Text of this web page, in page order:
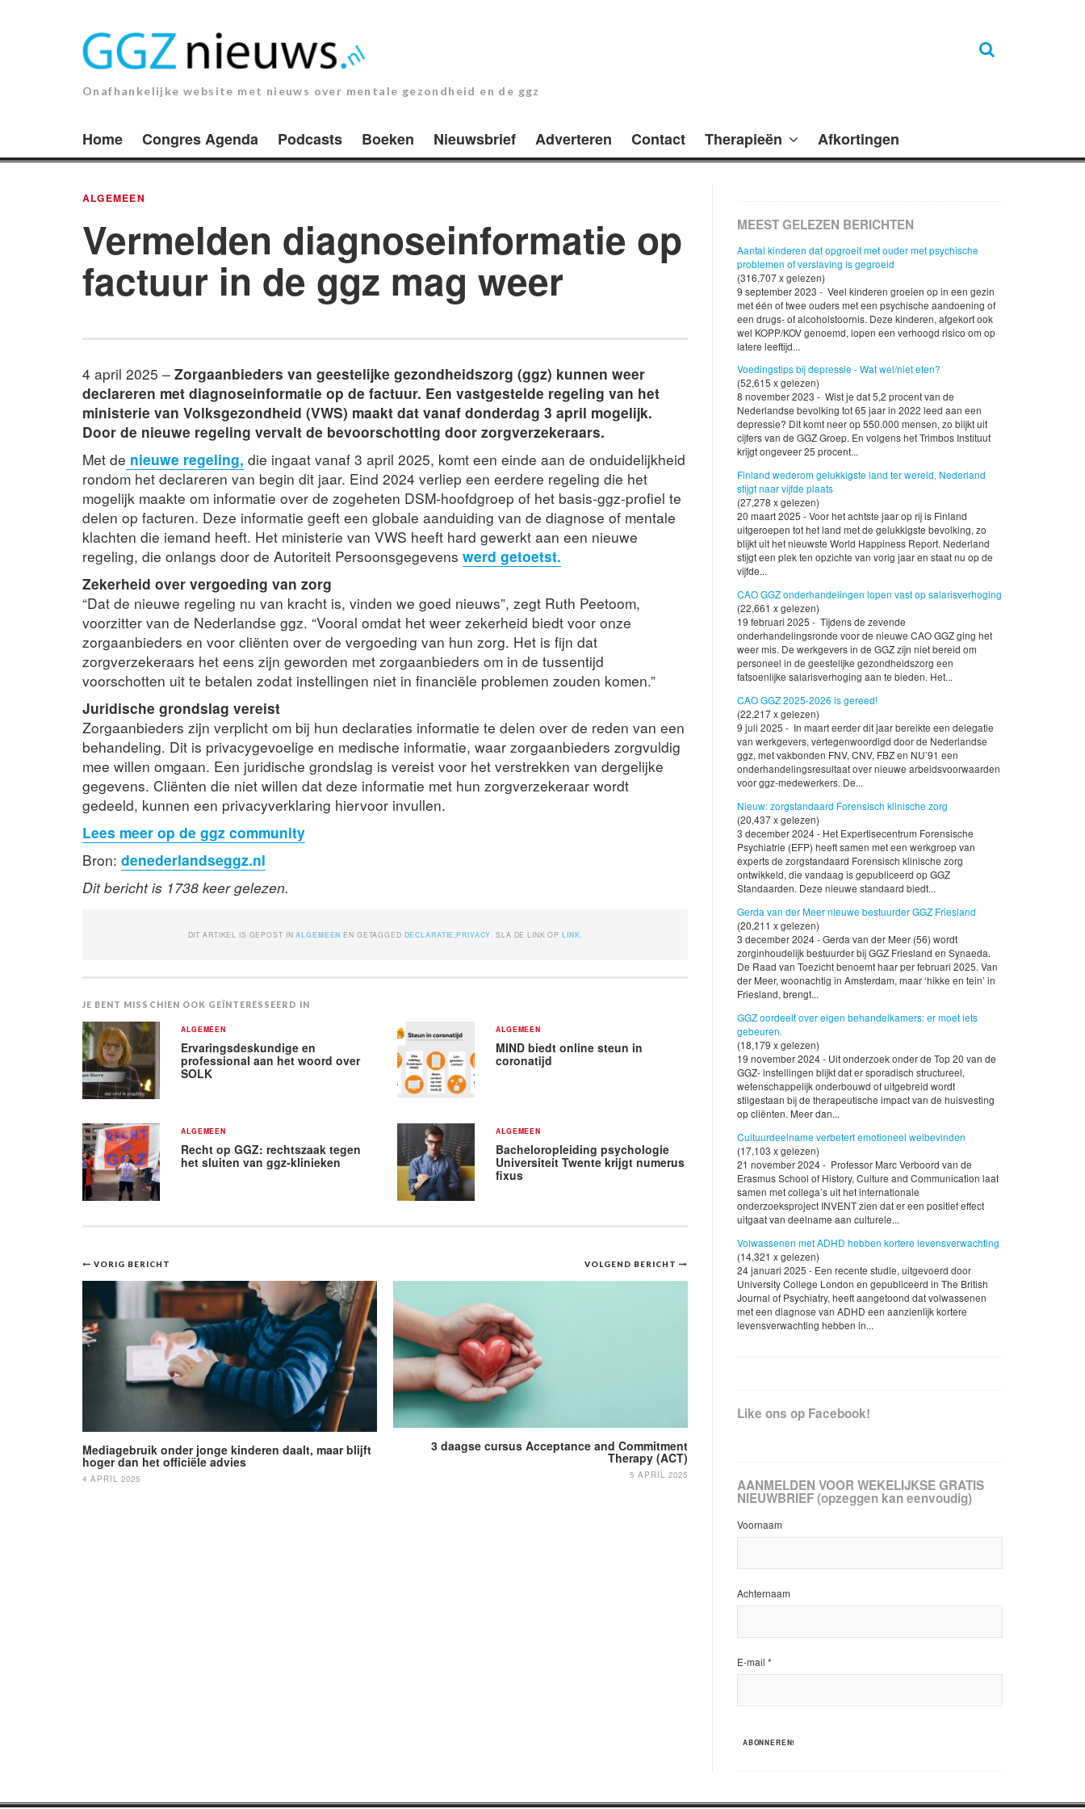
Onafhankelijke website met nieuws over mentale gezondheid en de ggz
Home Congres Agenda Podcasts Boeken Nieuwsbrief Adverteren Contact Therapieën Afkortingen
ALGEMEEN
Vermelden diagnoseinformatie op
factuur in de ggz mag weer
4 april 2025 – Zorgaanbieders van geestelijke gezondheidszorg (ggz) kunnen weer
declareren met diagnoseinformatie op de factuur. Een vastgestelde regeling van het
ministerie van Volksgezondheid (VWS) maakt dat vanaf donderdag 3 april mogelijk.
Door de nieuwe regeling vervalt de bevoorschotting door zorgverzekeraars.
Met de nieuwe regeling, die ingaat vanaf 3 april 2025, komt een einde aan de onduidelijkheid
rondom het declareren van begin dit jaar. Eind 2024 verliep een eerdere regeling die het
mogelijk maakte om informatie over de zogeheten DSM-hoofdgroep of het basis-ggz-profiel te
delen op facturen. Deze informatie geeft een globale aanduiding van de diagnose of mentale
klachten die iemand heeft. Het ministerie van VWS heeft hard gewerkt aan een nieuwe
regeling, die onlangs door de Autoriteit Persoonsgegevens werd getoetst.
Zekerheid over vergoeding van zorg
“Dat de nieuwe regeling nu van kracht is, vinden we goed nieuws”, zegt Ruth Peetoom,
voorzitter van de Nederlandse ggz. “Vooral omdat het weer zekerheid biedt voor onze
zorgaanbieders en voor cliënten over de vergoeding van hun zorg. Het is fijn dat
zorgverzekeraars het eens zijn geworden met zorgaanbieders om in de tussentijd
voorschotten uit te betalen zodat instellingen niet in financiële problemen zouden komen.”
Juridische grondslag vereist
Zorgaanbieders zijn verplicht om bij hun declaraties informatie te delen over de reden van een
behandeling. Dit is privacygevoelige en medische informatie, waar zorgaanbieders zorgvuldig
mee willen omgaan. Een juridische grondslag is vereist voor het verstrekken van dergelijke
gegevens. Cliënten die niet willen dat deze informatie met hun zorgverzekeraar wordt
gedeeld, kunnen een privacyverklaring hiervoor invullen.
Lees meer op de ggz community
Bron: denederlandseggz.nl
Dit bericht is 1738 keer gelezen.
DIT ARTIKEL IS GEPOST INALGEMEEN EN GETAGGED DECLARATIE ,PRIVACY . SLA DE LINK OPLINK
JE BENT MISSCHIEN OOK GEÏNTERESSEERD IN
ALGEMEEN
Ervaringsdeskundige en
professional aan het woord over
SOLK
ALGEMEEN
MIND biedt online steun in
coronatijd
ALGEMEEN
Recht op GGZ: rechtszaak tegen
het sluiten van ggz-klinieken
ALGEMEEN
Bacheloropleiding psychologie
Universiteit Twente krijgt numerus
fixus
Bericht
navigatie
VOLGEND BERICHT
3 daagse cursus Acceptance and Commitment
Therapy (ACT)
5 APRIL 2025
VORIG BERICHT
Mediagebruik onder jonge kinderen daalt, maar blijft
hoger dan het officiële advies
4 APRIL 2025
MEEST GELEZEN BERICHTEN
Aantal kinderen dat opgroeit met ouder met psychische
problemen of verslaving is gegroeid
(316,707 x gelezen)
9 september 2023 - Veel kinderen groeien op in een gezin
met één of twee ouders met een psychische aandoening of
een drugs- of alcoholstoornis. Deze kinderen, afgekort ook
wel KOPP/KOV genoemd, lopen een verhoogd risico om op
latere leeftijd...
Voedingstips bij depressie - Wat wel/niet eten?
(52,615 x gelezen)
8 november 2023 - Wist je dat 5,2 procent van de
Nederlandse bevolking tot 65 jaar in 2022 leed aan een
depressie? Dit komt neer op 550.000 mensen, zo blijkt uit
cijfers van de GGZ Groep. En volgens het Trimbos Instituut
krijgt ongeveer 25 procent...
Finland wederom gelukkigste land ter wereld, Nederland
stijgt naar vijfde plaats
(27,278 x gelezen)
20 maart 2025 - Voor het achtste jaar op rij is Finland
uitgeroepen tot het land met de gelukkigste bevolking, zo
blijkt uit het nieuwste World Happiness Report. Nederland
stijgt een plek ten opzichte van vorig jaar en staat nu op de
vijfde...
CAO GGZ onderhandelingen lopen vast op salarisverhoging
(22,661 x gelezen)
19 februari 2025 - Tijdens de zevende
onderhandelingsronde voor de nieuwe CAO GGZ ging het
weer mis. De werkgevers in de GGZ zijn niet bereid om
personeel in de geestelijke gezondheidszorg een
fatsoenlijke salarisverhoging aan te bieden. Het...
CAO GGZ 2025-2026 is gereed!
(22,217 x gelezen)
9 juli 2025 - In maart eerder dit jaar bereikte een delegatie
van werkgevers, vertegenwoordigd door de Nederlandse
ggz, met vakbonden FNV, CNV, FBZ en NU’91 een
onderhandelingsresultaat over nieuwe arbeidsvoorwaarden
voor ggz-medewerkers. De...
Nieuw: zorgstandaard Forensisch klinische zorg
(20,437 x gelezen)
3 december 2024 - Het Expertisecentrum Forensische
Psychiatrie (EFP) heeft samen met een werkgroep van
experts de zorgstandaard Forensisch klinische zorg
ontwikkeld, die vandaag is gepubliceerd op GGZ
Standaarden. Deze nieuwe standaard biedt...
Gerda van der Meer nieuwe bestuurder GGZ Friesland
(20,211 x gelezen)
3 december 2024 - Gerda van der Meer (56) wordt
zorginhoudelijk bestuurder bij GGZ Friesland en Synaeda.
De Raad van Toezicht benoemt haar per februari 2025. Van
der Meer, woonachtig in Amsterdam, maar ‘hikke en tein’ in
Friesland, brengt...
GGZ oordeelt over eigen behandelkamers: er moet iets
gebeuren.
(18,179 x gelezen)
19 november 2024 - Uit onderzoek onder de Top 20 van de
GGZ- instellingen blijkt dat er sporadisch structureel,
wetenschappelijk onderbouwd of uitgebreid wordt
stilgestaan bij de therapeutische impact van de huisvesting
op cliënten. Meer dan...
Cultuurdeelname verbetert emotioneel welbevinden
(17,103 x gelezen)
21 november 2024 - Professor Marc Verboord van de
Erasmus School of History, Culture and Communication laat
samen met collega’s uit het internationale
onderzoeksproject INVENT zien dat er een positief effect
uitgaat van deelname aan culturele...
Volwassenen met ADHD hebben kortere levensverwachting
(14,321 x gelezen)
24 januari 2025 - Een recente studie, uitgevoerd door
University College London en gepubliceerd in The British
Journal of Psychiatry, heeft aangetoond dat volwassenen
met een diagnose van ADHD een aanzienlijk kortere
levensverwachting hebben in...
Like ons op Facebook!
AANMELDEN VOOR WEKELIJKSE GRATIS
NIEUWBRIEF (opzeggen kan eenvoudig)
Voornaam
Achternaam
E-mail *